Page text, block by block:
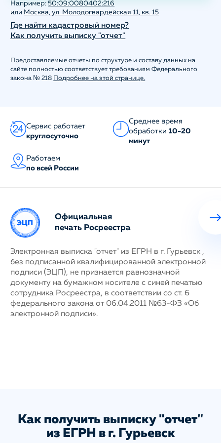
Например:50:09:0080402:216
или Москва, ул. Молодогвардейская 11, кв. 15
Где найти кадастровый номер?
Как получить выписку "отчет"
Предоставляемые отчеты по структуре и составу данных на
сайте полностью соответствует требованиям Федерального
закона № 218 Подробнее на этой странице.
Сервис работает
круглосуточно
Среднее время
обработки 10-20
минут
Работаем
по всей России
Официальная
печать Росреестра
Электронная выписка "отчет" из ЕГРН в г. Гурьевск ,
без подписанной квалифицированной электронной
подписи (ЭЦП), не признается равнозначной
документу на бумажном носителе с синей печатью
сотрудника Росреестра, в соответствии со ст. 6
федерального закона от 06.04.2011 №63-ФЗ «Об
электронной подписи».
Как получить выписку "отчет"
из ЕГРН в г. Гурьевск